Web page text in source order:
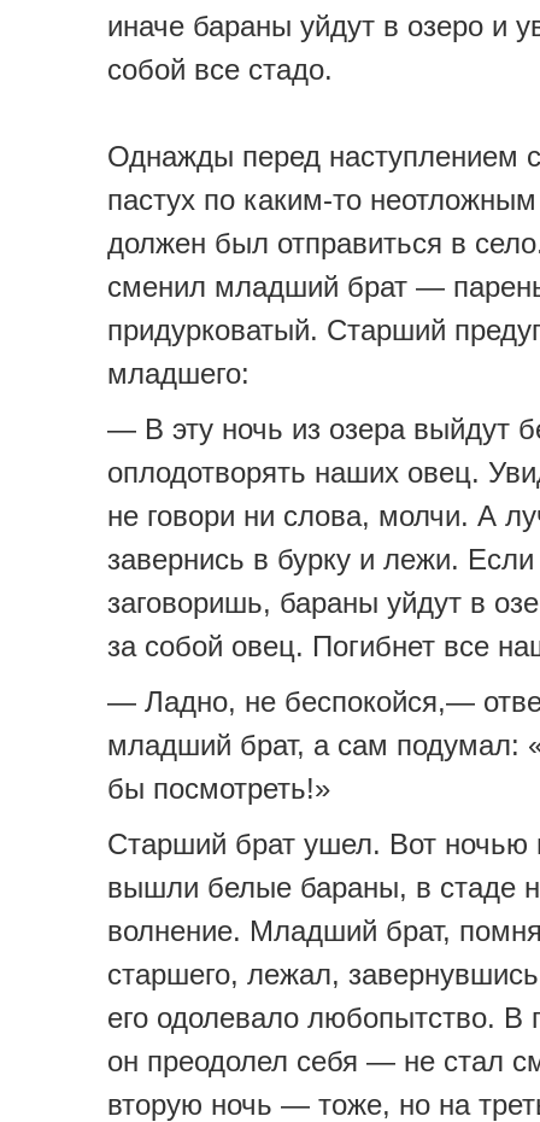
иначе бараны уйдут в озеро и
собой все стадо.
Однажды перед наступлением
пастух по каким-то
должен был отправиться в
сменил младший брат —
придурковатый. Старший
младшего:
— В эту ночь из озера выйдут
оплодотворять наших овец.
не говори ни слова, молчи. А
завернись в бурку и лежи.
заговоришь, бараны уйдут в
за собой овец. Погибнет все
— Ладно, не беспокойся,—
младший брат, а сам подумал:
бы посмотреть!»
Старший брат ушел. Вот ночью
вышли белые бараны, в стаде
волнение. Младший брат,
старшего, лежал,
его одолевало любопытство. В
он преодолел себя — не стал
вторую ночь — тоже, но на